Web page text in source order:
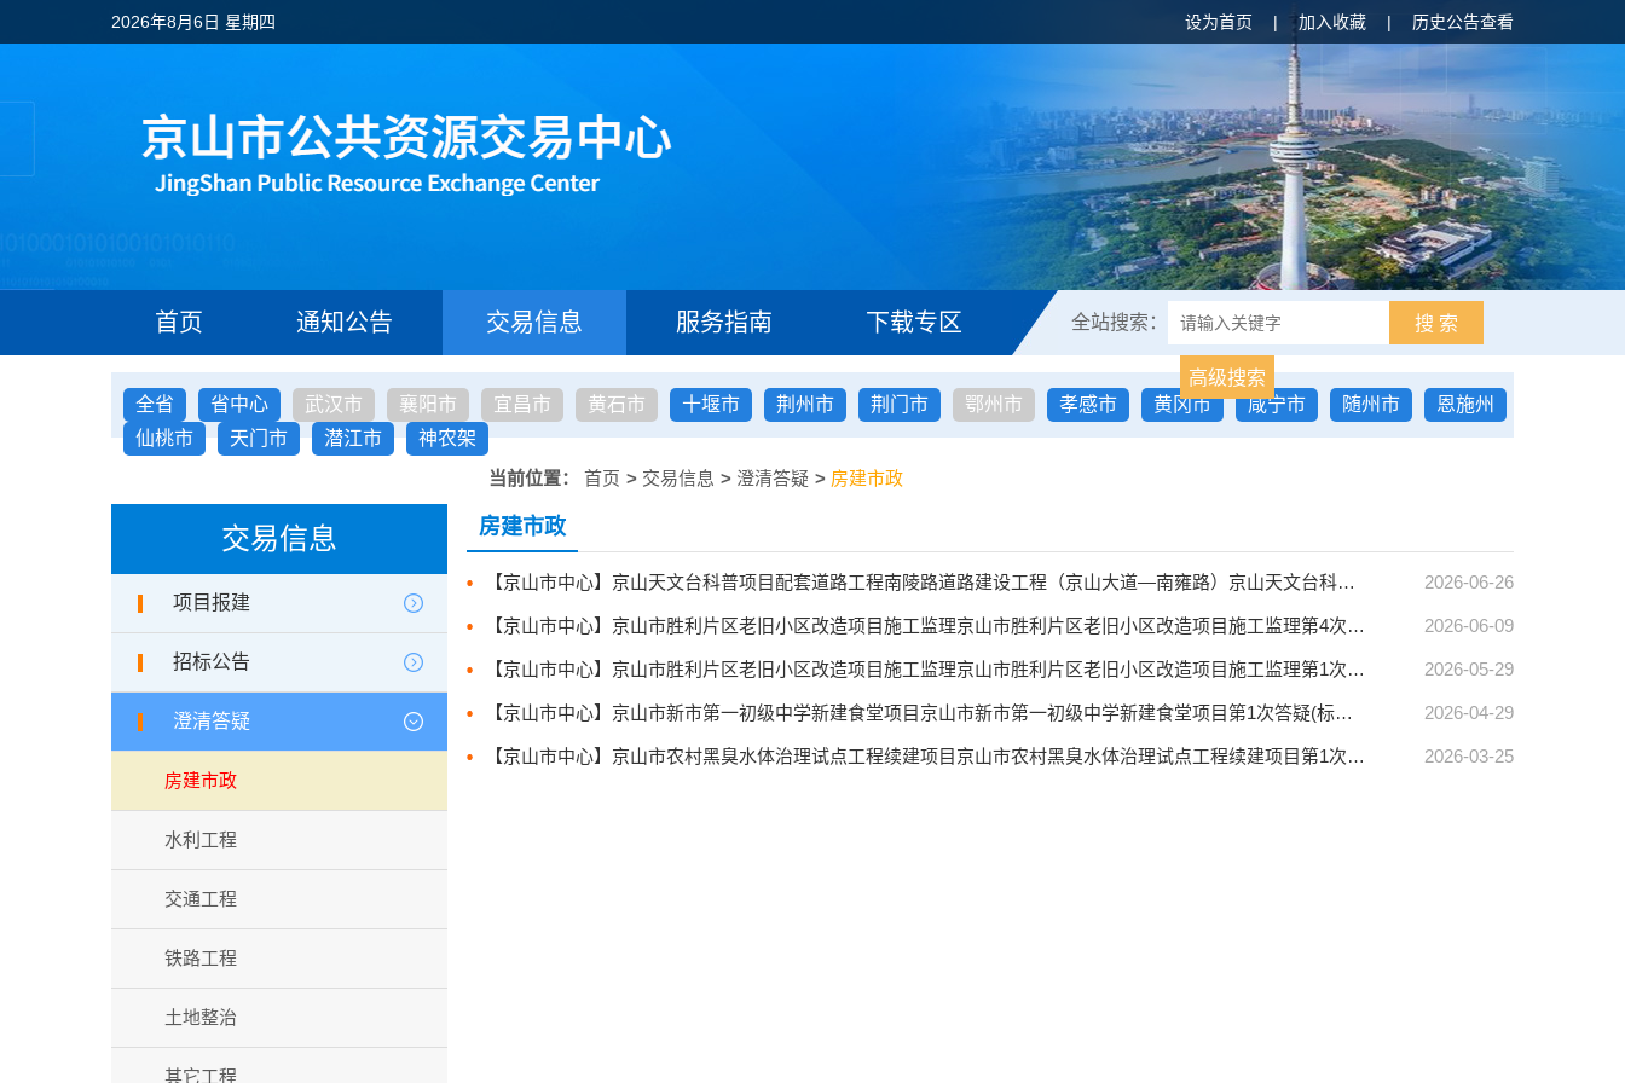
2026年8月6日 星期四 设为首页 | 加入收藏 | 历史公告查看
首页 通知公告 交易信息 服务指南 下载专区 全站搜索： 搜 索
高级搜索
全省
省中心 武汉市 襄阳市 宜昌市 黄石市 十堰市 荆州市 荆门市 鄂州市 孝感市 黄冈市 咸宁市 随州市
恩施州
仙桃市
天门市 潜江市
神农架
当前位置： 首页 > 交易信息 > 澄清答疑 > 房建市政
交易信息
项目报建
招标公告
澄清答疑
房建市政
水利工程
交通工程
铁路工程
土地整治
其它工程
房建市政
【京山市中心】京山天文台科普项目配套道路工程南陵路道路建设工程（京山大道—南雍路）京山天文台科普项目配套道路工程南陵路道路建设工程（京山大道—南雍路）第1次答疑(标段编号HBJS-202606SZ-011001001) 2026-06-26
【京山市中心】京山市胜利片区老旧小区改造项目施工监理京山市胜利片区老旧小区改造项目施工监理第4次答疑(标段编号HBJS-202605FJ-014001001) 2026-06-09
【京山市中心】京山市胜利片区老旧小区改造项目施工监理京山市胜利片区老旧小区改造项目施工监理第1次答疑(标段编号HBJS-202605FJ-014001001) 2026-05-29
【京山市中心】京山市新市第一初级中学新建食堂项目京山市新市第一初级中学新建食堂项目第1次答疑(标段编号HBJS-202604FJ-005001001) 2026-04-29
【京山市中心】京山市农村黑臭水体治理试点工程续建项目京山市农村黑臭水体治理试点工程续建项目第1次答疑(标段编号HBJS-202603SZ-007001001) 2026-03-25